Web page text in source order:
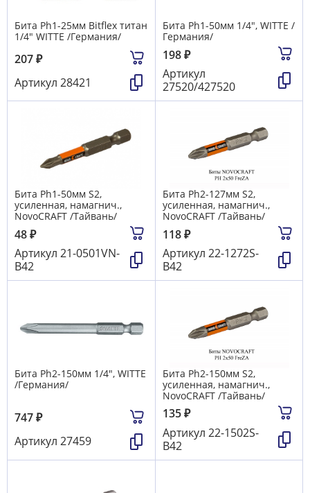
Бита Ph1-25мм Bitflex титан
1/4" WITTE /Германия/
207₽
Артикул 28421
Бита Ph1-50мм 1/4", WITTE /
Германия/
198₽
Артикул
27520/427520
Бита Ph1-50мм S2,
усиленная, намагнич.,
NovoCRAFT /Тайвань/
48₽
Артикул 21-0501VN-
B42
Бита Ph2-127мм S2,
усиленная, намагнич.,
NovoCRAFT /Тайвань/
118₽
Артикул 22-1272S-
B42
Бита Ph2-150мм 1/4", WITTE
/Германия/
747₽
Артикул 27459
Бита Ph2-150мм S2,
усиленная, намагнич.,
NovoCRAFT /Тайвань/
135₽
Артикул 22-1502S-
B42